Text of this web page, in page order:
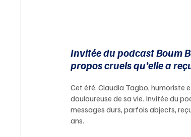
Invitée du podcast Boum
propos cruels qu’elle a
Cet été, Claudia Tagbo, humoriste
douloureuse de sa vie. Invitée du
messages durs, parfois abjects,
ans.